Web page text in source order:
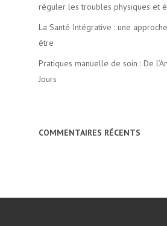
réguler les troubles physiques et
La Santé Intégrative : une
être
Pratiques manuelle de soin : De
Jours
COMMENTAIRES RÉCENTS